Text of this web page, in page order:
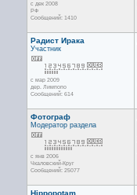
с дек 2008
РФ
Сообщений: 1410
Радист Ирака
Участник
с мар 2009
дер. Лимпопо
Сообщений: 614
Фотограф
Модератор раздела
с янв 2006
Чкаловский-Круг
Сообщений: 25077
Hippopotam